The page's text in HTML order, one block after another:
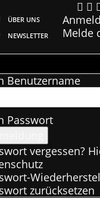
ÜBER UNS
NEWSLETTER
Melde
Benutzername
Passwort
vergessen?
zurücksetzen